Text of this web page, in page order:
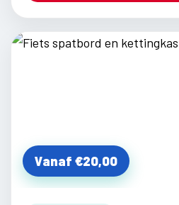
Vanaf €20,00